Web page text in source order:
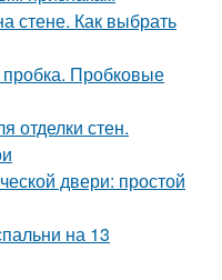
стене. Как выбрать
Пробковые
отделки стен.
двери: простой
на 13